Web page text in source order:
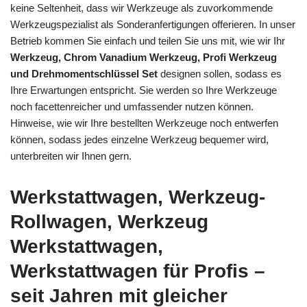
keine Seltenheit, dass wir Werkzeuge als zuvorkommende
Werkzeugspezialist als Sonderanfertigungen offerieren. In unser
Betrieb kommen Sie einfach und teilen Sie uns mit, wie wir Ihr
Werkzeug, Chrom Vanadium Werkzeug, Profi Werkzeug
und Drehmomentschlüssel Set designen sollen, sodass es
Ihre Erwartungen entspricht. Sie werden so Ihre Werkzeuge
noch facettenreicher und umfassender nutzen können.
Hinweise, wie wir Ihre bestellten Werkzeuge noch entwerfen
können, sodass jedes einzelne Werkzeug bequemer wird,
unterbreiten wir Ihnen gern.
Werkstattwagen, Werkzeug-
Rollwagen, Werkzeug
Werkstattwagen,
Werkstattwagen für Profis –
seit Jahren mit gleicher